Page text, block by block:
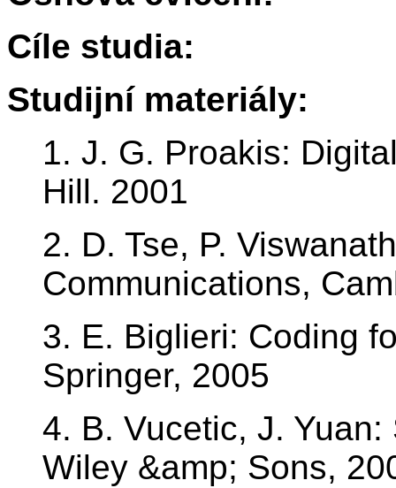
Cíle studia:
Studijní materiály:
1. J. G. Proakis:
Hill. 2001
2. D. Tse, P.
Communications,
3. E. Biglieri: Coding
Springer, 2005
4. B. Vucetic, J.
Wiley &amp; Sons,